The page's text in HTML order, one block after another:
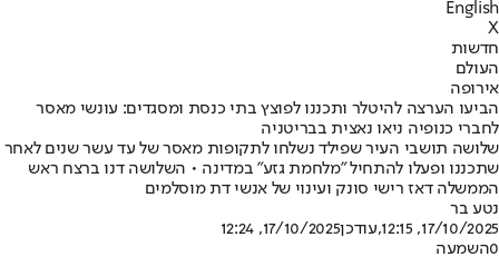
English
X
חדשות
העולם
אירופה
הביעו הערצה להיטלר ותכננו לפוצץ בתי כנסת ומסגדים: עונשי מאסר
לחברי כנופיה ניאו נאצית בבריטניה
שלושה תושבי העיר שפילד נשלחו לתקופות מאסר של עד עשר שנים לאחר
שתכננו ופעלו להתחיל "מלחמת גזע" במדינה • השלושה דנו ברצח ראש
הממשלה דאז רישי סונק ועינוי של אנשי דת מוסלמים
נטע בר
17/10/2025, 12:15
,עודכן17/10/2025, 12:24
0השמעה